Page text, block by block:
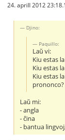
24. aprill 2012
Djino:
Paquillo:
Laŭ vi:
Kiu estas
Kiu estas
Kiu estas
prononco?
Laŭ mi:
- angla
- ĉina
- bantua